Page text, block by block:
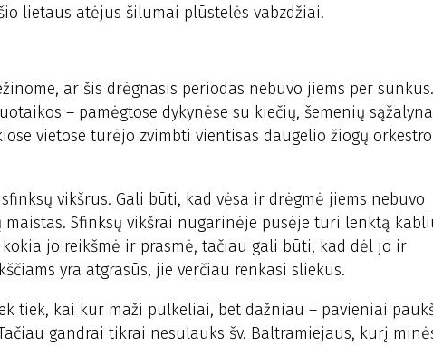
lietaus atėjus šilumai plūstelės vabzdžiai.
ar šis drėgnasis periodas nebuvo jiems per
– pamėgtose dykynėse su kiečių, šemenių
vietose turėjo zvimbti vientisas daugelio žiogų orkestro
vikšrus. Gali būti, kad vėsa ir drėgmė jiems nebuvo
Sfinksų vikšrai nugarinėje pusėje turi lenktą
jo reikšmė ir prasmė, tačiau gali būti, kad dėl jo ir
yra atgrasūs, jie verčiau renkasi sliekus.
tiek, kai kur maži pulkeliai, bet dažniau – pavieniai
gandrai tikrai nesulauks šv. Baltramiejaus, kurį